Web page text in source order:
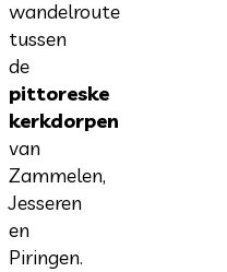
wandelroute
tussen
de
pittoreske
kerkdorpen
van
Zammelen,
Jesseren
en
Piringen.